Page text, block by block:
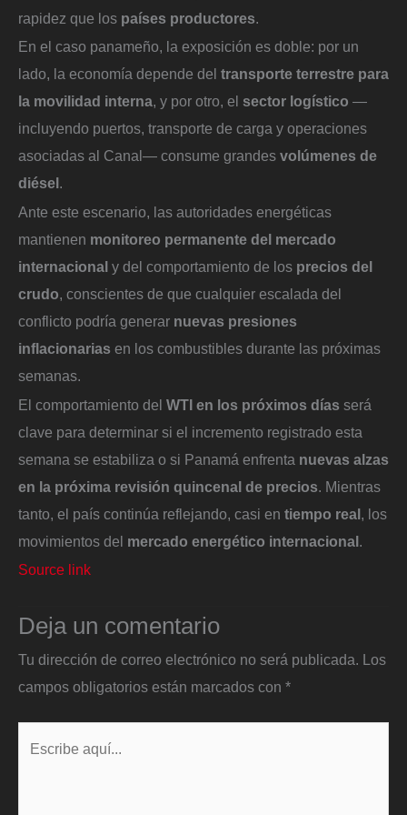
rapidez que los países productores.
En el caso panameño, la exposición es doble: por un
lado, la economía depende del transporte terrestre para
la movilidad interna, y por otro, el sector logístico —
incluyendo puertos, transporte de carga y operaciones
asociadas al Canal— consume grandes volúmenes de
diésel.
Ante este escenario, las autoridades energéticas
mantienen monitoreo permanente del mercado
internacional y del comportamiento de los precios del
crudo, conscientes de que cualquier escalada del
conflicto podría generar nuevas presiones
inflacionarias en los combustibles durante las próximas
semanas.
El comportamiento del WTI en los próximos días será
clave para determinar si el incremento registrado esta
semana se estabiliza o si Panamá enfrenta nuevas alzas
en la próxima revisión quincenal de precios . Mientras
tanto, el país continúa reflejando, casi en tiempo real , los
movimientos del mercado energético internacional
Source link
Deja un comentario
Tu dirección de correo electrónico no será publicada. Los
campos obligatorios están marcados con *